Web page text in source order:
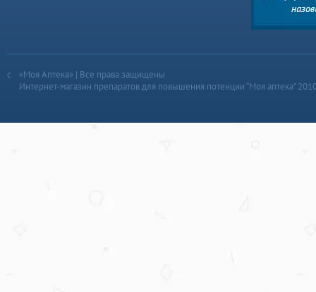
«Моя Аптека» | Все права защищены
Интернет-магазин препаратов для повышения потенции “Моя аптека”